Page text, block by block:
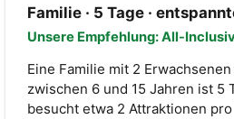
Familie · 5 Tage ·
Unsere Empfehlung: All-
Eine Familie mit 2
zwischen 6 und 15 Jahren ist 5
besucht etwa 2 Attraktionen pro